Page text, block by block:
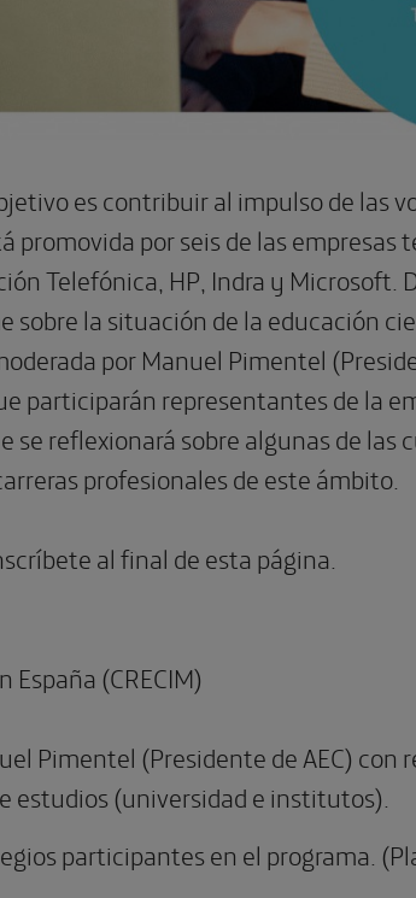
es contribuir al impulso de las
promovida por seis de las
Telefónica, HP, Indra y Microsoft.
sobre la situación de la educación
por Manuel Pimentel
participarán representantes de la
se reflexionará sobre algunas de las
profesionales de este ámbito.
al final de esta página.
España (CRECIM)
Pimentel (Presidente de AEC) con
estudios (universidad e institutos).
participantes en el programa.